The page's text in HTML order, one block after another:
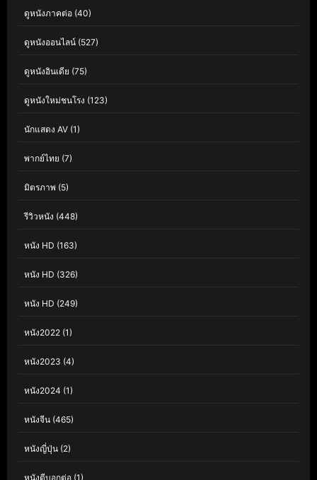
ดูหนังภาคต่อ (40)
ดูหนังออนไลน์ (527)
ดูหนังอินเดีย (75)
ดูหนังใหม่ชนโรง (123)
นักแสดง AV (1)
พากย์ไทย (7)
มิตรภาพ (5)
รีวิวหนัง (448)
หนัง HD (163)
หนัง HD (326)
หนัง HD (249)
หนัง2022 (1)
หนัง2023 (4)
หนัง2024 (1)
หนังจีน (465)
หนังญี่ปุ่น (2)
หนังดีบอกต่อ (1)